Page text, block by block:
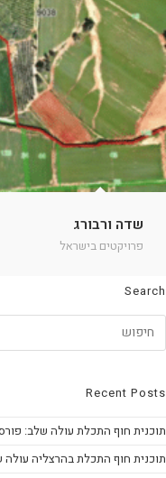
שדה ורבורג
פרויקטים בישראל
Search
Recent Posts
תוכנית חוף התכלת עולה שלב:
תוכנית חוף התכלת בהרצליה